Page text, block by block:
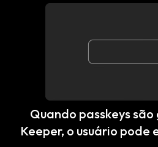
Quando passkeys
Keeper, o usuário pode